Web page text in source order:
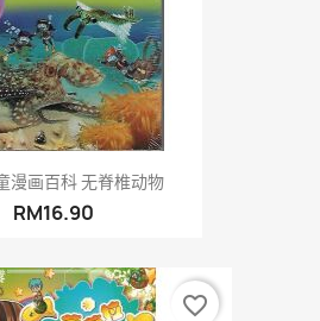
漫画百科 无脊椎动物
RM16.90
favorite_border